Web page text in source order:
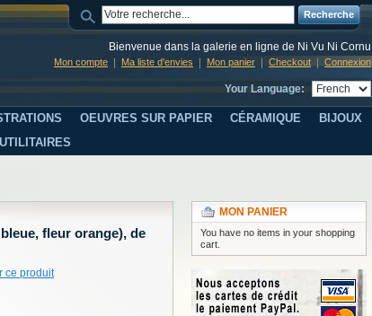
Recherche
Bienvenue dans la galerie en ligne de Ni Vu Ni Cornu
Mon compte Ma liste d'envies Mon panier Checkout Connexion
Your Language:
OEUVRES SUR PAPIER CÉRAMIQUE
BIJOUX
UTILITAIRES
fleur orange), de
ce produit
MON PANIER
You have no items in your shopping
cart.